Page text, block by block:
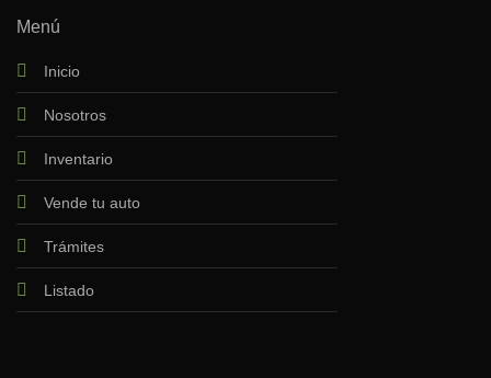
Menú
Inicio
Nosotros
Inventario
Vende tu auto
Trámites
Listado